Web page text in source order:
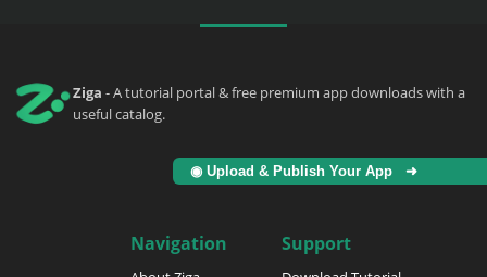
Ziga - A tutorial portal & free premium app downloads with a
useful catalog.
◉ Upload & Publish Your App ➜
Navigation Support